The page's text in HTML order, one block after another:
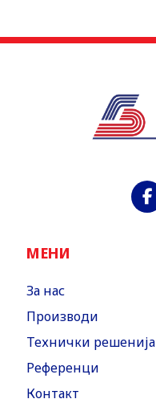
МЕНИ
За нас
Производи
Технички решенија
Референци
Контакт